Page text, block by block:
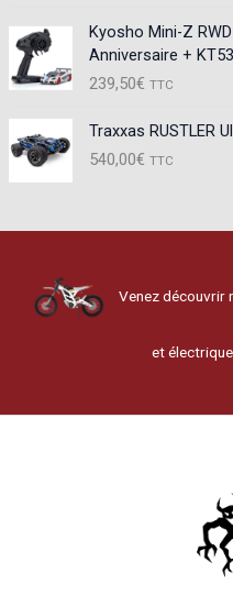
Kyosho Mini-Z
Anniversaire +
239,50€ TTC
Traxxas RUSTLER
540,00€ TTC
Venez découvrir
et